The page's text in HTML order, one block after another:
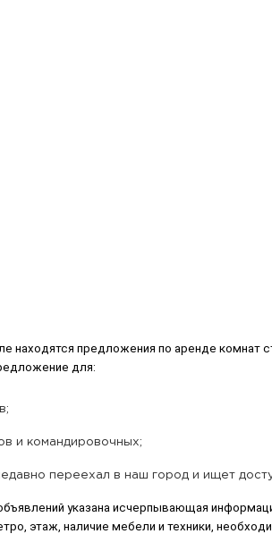
находятся предложения по аренде комнат
для:
и командировочных;
переехал в наш город и ищет
указана исчерпывающая
этаж, наличие мебели и техники,